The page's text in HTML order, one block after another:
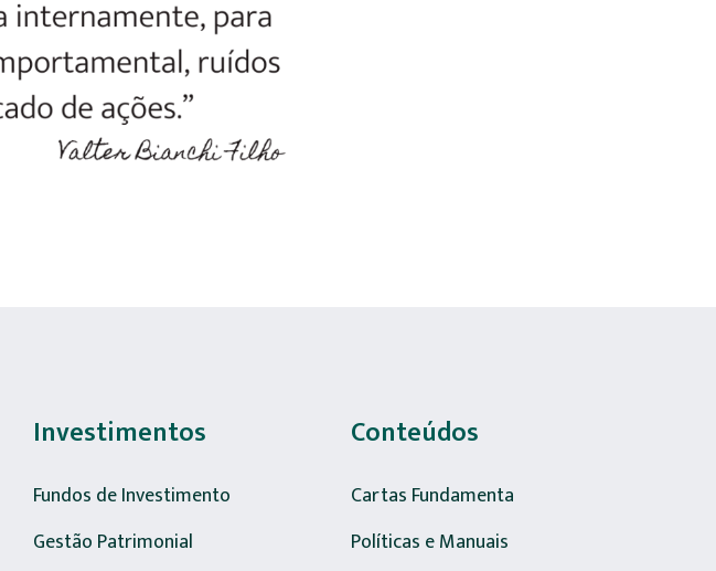
Investimentos
Fundos de Investimento
Gestão Patrimonial
Conteúdos
Cartas Fundamenta
Políticas e Manuais